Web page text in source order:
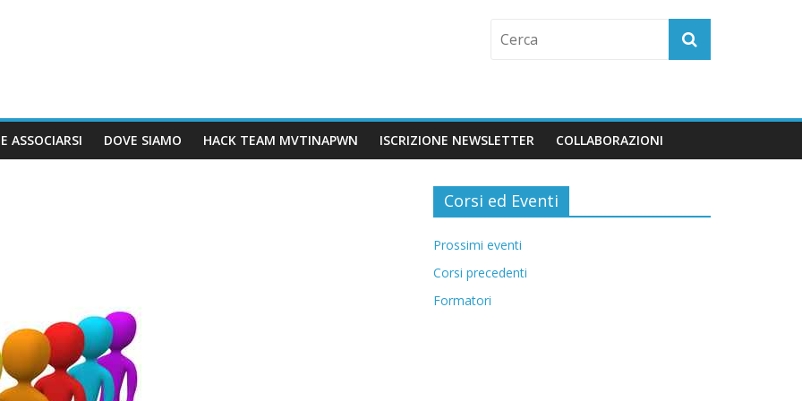
ASSOCIARSI DOVE SIAMO HACK TEAM MVTINAPWN ISCRIZIONE NEWSLETTER COLLABORAZIONI
Corsi ed Eventi
Prossimi eventi
Corsi precedenti
Formatori